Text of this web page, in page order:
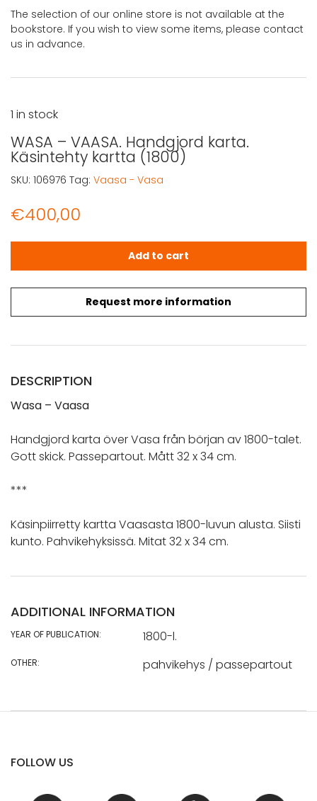
The selection of our online store is not available at the
bookstore. If you wish to view some items, please contact
us in advance.
WASA – VAASA. Handgjord karta.
Käsintehty kartta (1800)
€400,00
Request more information
1 in stock
WASA - VAASA. Handgjord karta. Käsintehty kartta
Add to cart
SKU: 106976 Tag: Vaasa - Vasa
DESCRIPTION
Wasa – Vaasa
Handgjord karta över Vasa från början av 1800-talet.
Gott skick. Passepartout. Mått 32 x 34 cm.
***
Käsinpiirretty kartta Vaasasta 1800-luvun alusta. Siisti
kunto. Pahvikehyksissä. Mitat 32 x 34 cm.
ADDITIONAL INFORMATION
YEAR OF PUBLICATION: 1800-l.
OTHER: pahvikehys / passepartout
FOLLOW US